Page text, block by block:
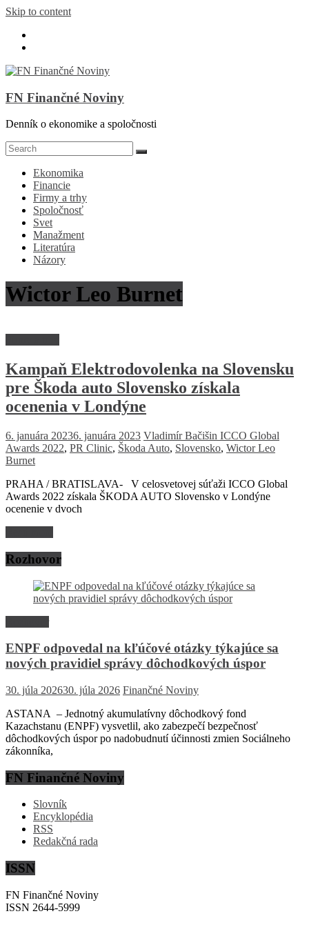
Skip to content
FN Finančné Noviny
Denník o ekonomike a spoločnosti
Ekonomika
Financie
Firmy a trhy
Spoločnosť
Svet
Manažment
Literatúra
Názory
Wictor Leo Burnet
Kampaň Elektrodovolenka na Slovensku
pre Škoda auto Slovensko získala
ocenenia v Londýne
6. januára 20236. januára 2023 Vladimír Bačišin ICCO Global
Awards 2022, PR Clinic, Škoda Auto, Slovensko, Wictor Leo
Burnet
PRAHA / BRATISLAVA- V celosvetovej súťaži ICCO Global
Awards 2022 získala ŠKODA AUTO Slovensko v Londýne
ocenenie v dvoch
Rozhovor
ENPF odpovedal na kľúčové otázky týkajúce sa
nových pravidiel správy dôchodkových úspor
30. júla 202630. júla 2026 Finančné Noviny
ASTANA – Jednotný akumulatívny dôchodkový fond
Kazachstanu (ENPF) vysvetlil, ako zabezpečí bezpečnosť
dôchodkových úspor po nadobudnutí účinnosti zmien Sociálneho
zákonníka,
FN Finančné Noviny
Slovník
Encyklopédia
RSS
Redakčná rada
ISSN
FN Finančné Noviny
ISSN 2644-5999